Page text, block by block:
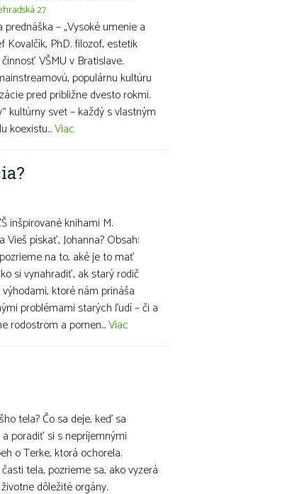
27
– „Vysoké umenie a
Kovalčík, PhD. filozof, estetik
VŠMU v Bratislave.
populárnu kultúru
pred približne dvesto rokmi.
kultúrny svet – každý s vlastným
koexistu...Viac
inšpirované knihami M.
Vieš pískať, Johanna? Obsah:
na to, aké je to mať
si vynahradiť, ak starý rodič
ktoré nám prináša
problémami starých ľudí – či a
rodostrom a pomen...Viac
tela? Čo sa deje, keď sa
poradiť si s nepríjemnými
o Terke, ktorá ochorela.
tela, pozrieme sa, ako vyzerá
dôležité orgány.